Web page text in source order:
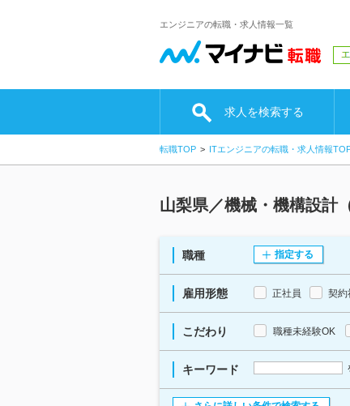
エンジニアの転職・求人情報一覧
求人を検索する
転職TOP ITエンジニアの転職・求人情報
山梨県／機械・機構設計
職種 指定する
雇用形態 正社員 契約
こだわり 職種未経験OK
キーワード